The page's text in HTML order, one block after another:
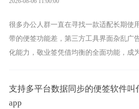
很多办公人群一直在寻找一款适配长期使
带的便签功能差，第三方工具界面杂乱广
化能力，敬业签凭借均衡的全面功能，成
支持多平台数据同步的便签软件叫
app